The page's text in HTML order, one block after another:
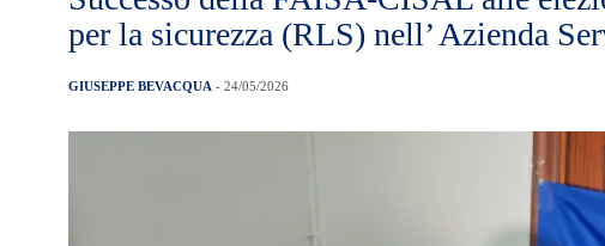
per la sicurezza (RLS) nell’ Azienda
GIUSEPPE BEVACQUA - 24/05/2026